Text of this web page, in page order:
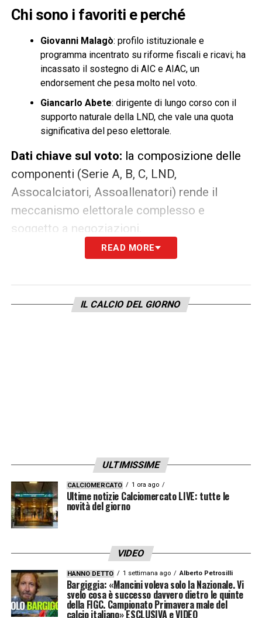
Chi sono i favoriti e perché
Giovanni Malagò: profilo istituzionale e
programma incentrato su riforme fiscali e ricavi; ha
incassato il sostegno di AIC e AIAC, un
endorsement che pesa molto nel voto.
Giancarlo Abete: dirigente di lungo corso con il
supporto naturale della LND, che vale una quota
significativa del peso elettorale.
Dati chiave sul voto: la composizione delle
componenti (Serie A, B, C, LND,
Assocalciatori, Assoallenatori) rende il
meccanismo elettorale complesso e
soggetto a negoziazioni.
Lo spettro del commissariamento
Il rischio di commissariamento rimane sullo
sfondo: il Governo ha più volte manifestato
A mio avviso, il calcio italiano avrebbe
bisogno di una guida con esperienza
diretta sul campo.Un presidente che abbia
vissuto il mondo del calcio dall’interno —
Paolo MaldinioRoberto Baggio
porterebbe credibilità presso i calciatori, una
visione più empatica sui vivai e una maggiore
autorevolezza nelle trattative tecniche e
READ MORE
IL CALCIO DEL GIORNO
ULTIMISSIME
CALCIOMERCATO 1 ora ago
Ultime notizie Calciomercato LIVE: tutte le
novità del giorno
VIDEO
HANNO DETTO 1 settimana ago Alberto Petrosilli
Bargiggia: «Mancini voleva solo la Nazionale. Vi
svelo cosa è successo davvero dietro le quinte
della FIGC. Campionato Primavera male del
calcio italiano» ESCLUSIVA e VIDEO